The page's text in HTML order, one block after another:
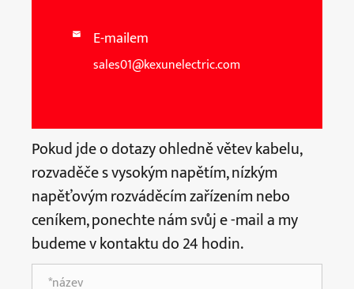
 E-mailem
sales01@kexunelectric.com
Pokud jde o dotazy ohledně větev kabelu,
rozvaděče s vysokým napětím, nízkým
napěťovým rozváděcím zařízením nebo
ceníkem, ponechte nám svůj e -mail a my
budeme v kontaktu do 24 hodin.